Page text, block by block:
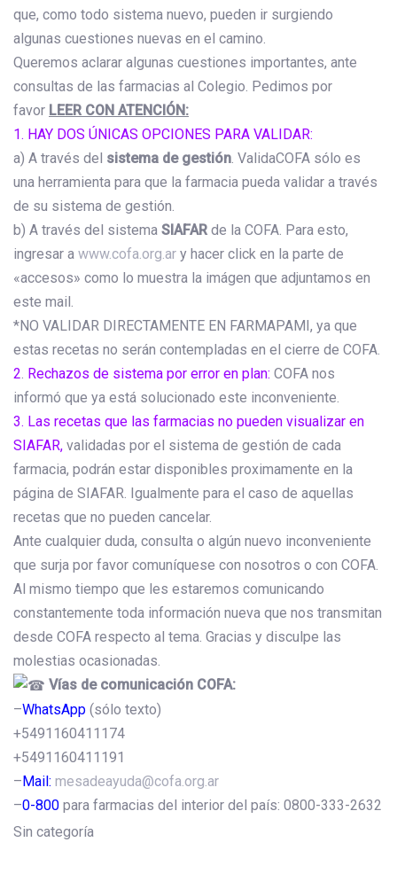
que, como todo sistema nuevo, pueden ir surgiendo
algunas cuestiones nuevas en el camino.
Queremos aclarar algunas cuestiones importantes, ante
consultas de las farmacias al Colegio. Pedimos por
favor LEER CON ATENCIÓN:
1. HAY DOS ÚNICAS OPCIONES PARA VALIDAR:
a) A través del sistema de gestión. ValidaCOFA sólo es
una herramienta para que la farmacia pueda validar a través
de su sistema de gestión.
b) A través del sistema SIAFAR de la COFA. Para esto,
ingresar a www.cofa.org.ar y hacer click en la parte de
«accesos» como lo muestra la imágen que adjuntamos en
este mail.
*NO VALIDAR DIRECTAMENTE EN FARMAPAMI, ya que
estas recetas no serán contempladas en el cierre de COFA.
2. Rechazos de sistema por error en plan: COFA nos
informó que ya está solucionado este inconveniente.
3. Las recetas que las farmacias no pueden visualizar en
SIAFAR, validadas por el sistema de gestión de cada
farmacia, podrán estar disponibles proximamente en la
página de SIAFAR. Igualmente para el caso de aquellas
recetas que no pueden cancelar.
Ante cualquier duda, consulta o algún nuevo inconveniente
que surja por favor comuníquese con nosotros o con COFA.
Al mismo tiempo que les estaremos comunicando
constantemente toda información nueva que nos transmitan
desde COFA respecto al tema. Gracias y disculpe las
molestias ocasionadas.
Vías de comunicación COFA:
–WhatsApp (sólo texto)
+5491160411174
+5491160411191
– Mail: mesadeayuda@cofa.org.ar
–0-800 para farmacias del interior del país: 0800-333-2632
Sin categoría